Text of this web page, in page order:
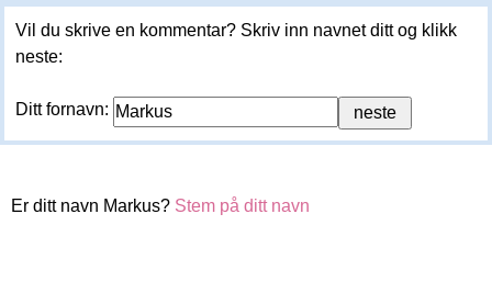
Vil du skrive en kommentar? Skriv inn navnet ditt og klikk
neste:
Ditt fornavn:
Er ditt navn Markus? Stem på ditt navn